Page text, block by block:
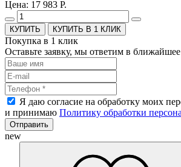
Цена: 17 983 Р.
КУПИТЬ В 1 КЛИК
Покупка в 1 клик
Оставьте заявку, мы ответим в
Я даю согласие на обработку моих
и принимаю Политику обработки
Отправить
new